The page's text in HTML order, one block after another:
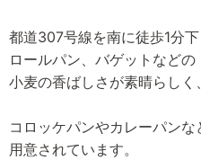
都道307号線を南に徒歩1分
ロールパン、バゲットなどの
小麦の香ばしさが素晴らしく
コロッケパンやカレーパン
用意されています。